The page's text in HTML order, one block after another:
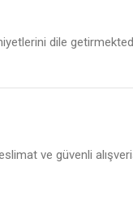
dile
ve güvenli